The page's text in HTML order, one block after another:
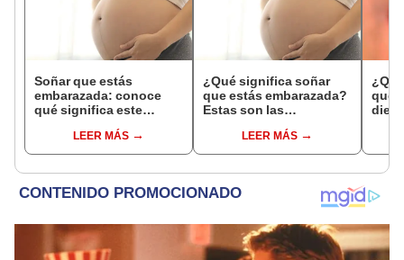
Soñar que estás
embarazada: conoce
qué significa este
LEER MÁS
¿Qué significa soñar
que estás embarazada?
Estas son las
comunesLEER MÁS
que